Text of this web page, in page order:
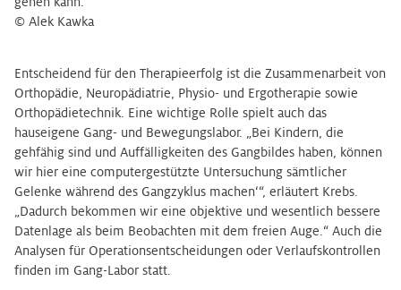
© Alek Kawka
Entscheidend für den Therapieerfolg ist die Zusammenarbeit von
Orthopädie, Neuropädiatrie, Physio- und Ergotherapie sowie
Orthopädietechnik. Eine wichtige Rolle spielt auch das
hauseigene Gang- und Bewegungslabor. „Bei Kindern, die
gehfähig sind und Auffälligkeiten des Gangbildes haben, können
wir hier eine computergestützte Untersuchung sämtlicher
Gelenke während des Gangzyklus machen‘“, erläutert Krebs.
„Dadurch bekommen wir eine objektive und wesentlich bessere
Datenlage als beim Beobachten mit dem freien Auge.“ Auch die
Analysen für Operationsentscheidungen oder Verlaufskontrollen
finden im Gang-Labor statt.